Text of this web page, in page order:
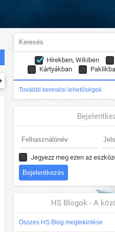
Hírekben, Wikiben
Kártyákban
További keresési lehetőségek
Jegyezz meg ezen az
HS Blogok - A
Összes HS Blog megtekintése